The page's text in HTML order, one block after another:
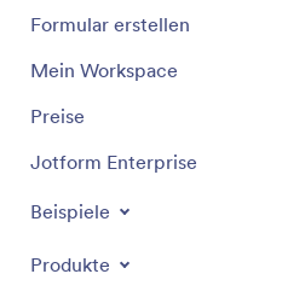
Formular erstellen
Mein Workspace
Preise
Jotform Enterprise
Beispiele
Produkte